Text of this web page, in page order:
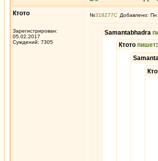
Ктото
Зарегистрирован:
05.02.2017
Суждений: 7305
№318277 Добавлено:
Samantabhadra
Ктото пишет: